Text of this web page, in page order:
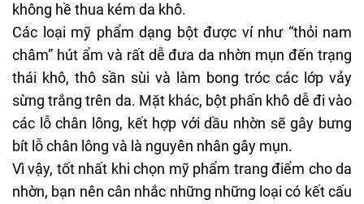
không hề thua kém da khô.
Các loại mỹ phẩm dạng bột được ví như “thỏi nam
châm” hút ẩm và rất dễ đưa da nhờn mụn đến trạng
thái khô, thô sần sùi và làm bong tróc các lớp vảy
sừng trắng trên da. Mặt khác, bột phấn khô dễ đi vào
các lỗ chân lông, kết hợp với dầu nhờn sẽ gây bưng
bít lỗ chân lông và là nguyên nhân gây mụn.
Vì vậy, tốt nhất khi chọn mỹ phẩm trang điểm cho da
nhờn, bạn nên cân nhắc những những loại có kết cấu